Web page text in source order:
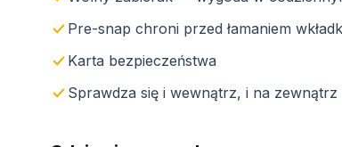
Pre-snap chroni przed łamaniem
Karta bezpieczeństwa
Sprawdza się i wewnątrz, i na zewnątrz